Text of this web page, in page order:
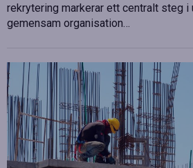
rekrytering markerar ett centralt steg i
gemensam organisation…